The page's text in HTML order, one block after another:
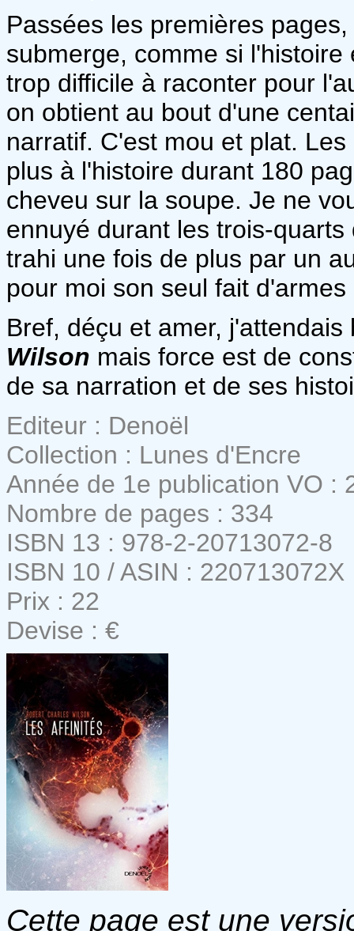
Passées les premières
submerge, comme si
trop difficile à raconter pour
on obtient au bout d'une
narratif. C'est mou et plat.
plus à l'histoire durant 180
cheveu sur la soupe. Je ne
ennuyé durant les trois-
trahi une fois de plus par un
pour moi son seul fait
Bref, déçu et amer,
Wilson mais force est de
de sa narration et de ses
Editeur : Denoël
Collection : Lunes d'Encre
Année de 1e publication VO :
Nombre de pages : 334
ISBN 13 : 978-2-20713072-8
ISBN 10 / ASIN : 220713072X
Prix : 22
Devise : €
Cette page est une